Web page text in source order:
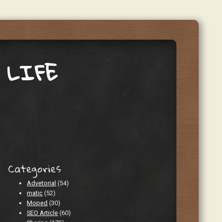
LIFE
Categories
Advetorial (54)
matic (52)
Moped (30)
SEO Article (60)